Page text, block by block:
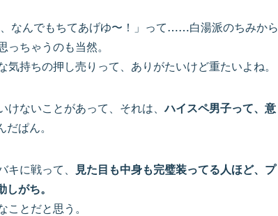
、なんでもちてあげゆ〜！」って……白湯派のちみから
っちゃうのも当然。
持ちの押し売りって、ありがたいけど重たいよね。
けないことがあって、それは、ハイスペ男子って、意
ぱん。
に戦って、
見た目も中身も完璧装ってる人ほど、プ
がち。
ことだと思う。